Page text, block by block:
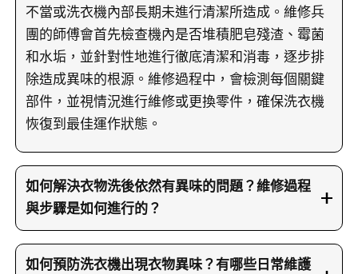
不當或洗衣機內部長期未進行清潔所造成。維修兵
團的師傅會首先檢查機內是否堆積肥皂殘渣、霉菌
和水垢，並針對性地進行徹底清潔和消毒，逐步排
除造成異味的根源。維修過程中，會檢測每個關鍵
部件，並視情況進行維修或更換零件，確保洗衣機
恢復到最佳運作狀態。
如何解決衣物洗後依然有異味的問題？維修過程
與步驟是如何進行的？
當衣物洗後仍帶有異味時，維修師傅會採取一系列
檢查和維修措施。首先，會徹底檢查洗衣機內部，
如何預防洗衣機出現衣物異味？有哪些日常維護